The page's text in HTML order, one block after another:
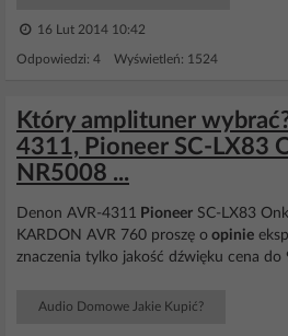
16 Lut 2014 10:42
Odpowiedzi: 4 Wyświetleń: 1524
Który amplituner
4311, Pioneer SC-LX83
NR5008 ...
Denon AVR-4311 Pioneer SC-LX83
KARDON AVR 760 proszę o opinie
znaczenia tylko jakość dźwięku cena do
Audio Domowe Jakie Kupić?